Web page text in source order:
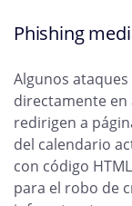
Phishing
Algunos
directamente en
redirigen a
del calendario
con código
para el robo de